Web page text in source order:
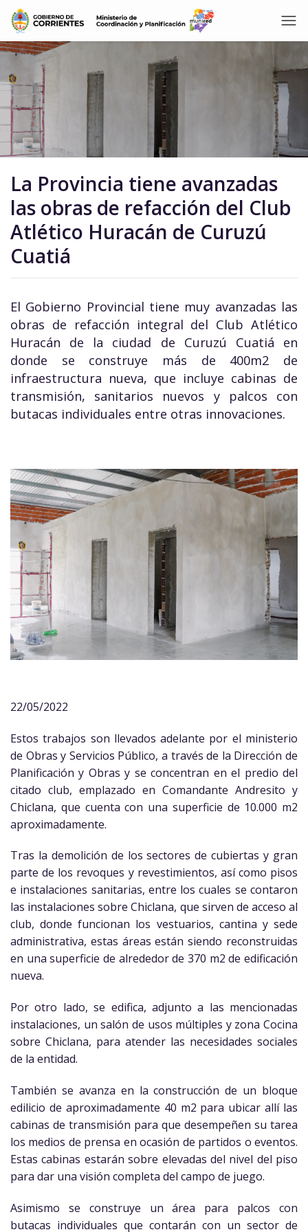
La Provincia tiene avanzadas
las obras de refacción del Club
Atlético Huracán de Curuzú
Cuatiá
El Gobierno Provincial tiene muy avanzadas las
obras de refacción integral del Club Atlético
Huracán de la ciudad de Curuzú Cuatiá en
donde se construye más de 400m2 de
infraestructura nueva, que incluye cabinas de
transmisión, sanitarios nuevos y palcos con
butacas individuales entre otras innovaciones.
22/05/2022
Estos trabajos son llevados adelante por el ministerio
de Obras y Servicios Público, a través de la Dirección de
Planificación y Obras y se concentran en el predio del
citado club, emplazado en Comandante Andresito y
Chiclana, que cuenta con una superficie de 10.000 m2
aproximadamente.
Tras la demolición de los sectores de cubiertas y gran
parte de los revoques y revestimientos, así como pisos
e instalaciones sanitarias, entre los cuales se contaron
las instalaciones sobre Chiclana, que sirven de acceso al
club, donde funcionan los vestuarios, cantina y sede
administrativa, estas áreas están siendo reconstruidas
en una superficie de alrededor de 370 m2 de edificación
nueva.
Por otro lado, se edifica, adjunto a las mencionadas
instalaciones, un salón de usos múltiples y zona Cocina
sobre Chiclana, para atender las necesidades sociales
de la entidad.
También se avanza en la construcción de un bloque
edilicio de aproximadamente 40 m2 para ubicar allí las
cabinas de transmisión para que desempeñen su tarea
los medios de prensa en ocasión de partidos o eventos.
Estas cabinas estarán sobre elevadas del nivel del piso
para dar una visión completa del campo de juego.
Asimismo se construye un área para palcos con
butacas individuales que contarán con un sector de